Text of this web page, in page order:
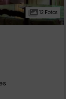
12 Fotos